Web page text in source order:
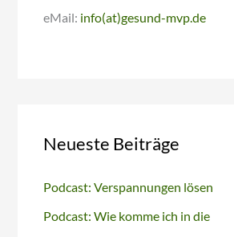
eMail: info(at)gesund-mvp.de
Neueste Beiträge
Podcast: Verspannungen lösen
Podcast: Wie komme ich in die